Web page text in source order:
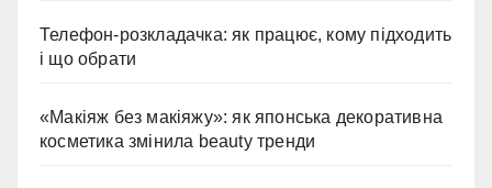
Телефон-розкладачка: як працює, кому підходить
і що обрати
«Макіяж без макіяжу»: як японська декоративна
косметика змінила beauty тренди